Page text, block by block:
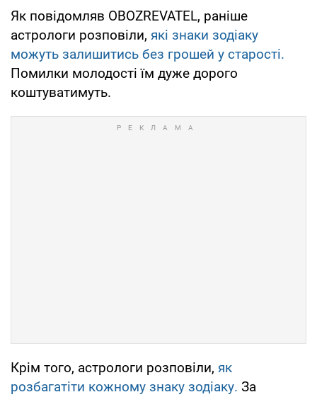
Як повідомляв OBOZREVATEL, раніше
астрологи розповіли, які знаки зодіаку
можуть залишитись без грошей у старості.
Помилки молодості їм дуже дорого
коштуватимуть.
Крім того, астрологи розповіли, як
розбагатіти кожному знаку зодіаку. За